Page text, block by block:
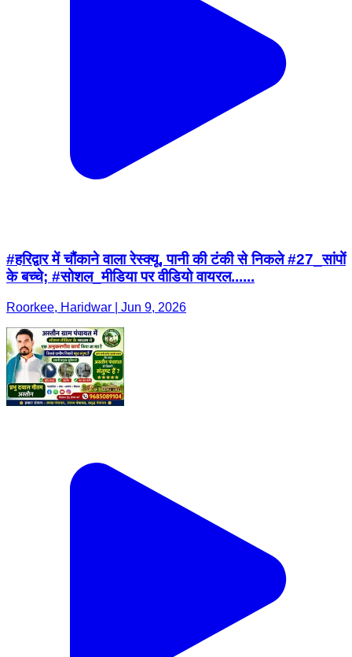
#हरिद्वार में चौंकाने वाला रेस्क्यू, पानी की टंकी से निकले #27_सांपों
के बच्चे; #सोशल_मीडिया पर वीडियो वायरल......
Roorkee, Haridwar | Jun 9, 2026